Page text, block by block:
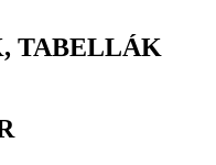
TABELLÁK